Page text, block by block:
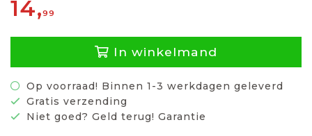
14,99
In winkelmand
Op voorraad! Binnen 1-3 werkdagen geleverd
Gratis verzending
Niet goed? Geld terug! Garantie